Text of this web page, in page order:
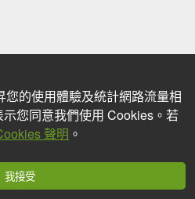
的使用體驗及統計網路流量相
您同意我們使用 Cookies。若
聲明 。
我接受